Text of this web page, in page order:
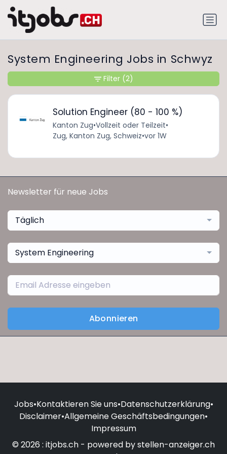
System Engineering Jobs in Schwyz
Solution Engineer (80 - 100 %)
Kanton Zug•Vollzeit oder Teilzeit•
Zug, Kanton Zug, Schweiz•vor 1W
Filter (2)
Newsletter für neue Jobs
Täglich
System Engineering
Abonnieren
Jobs•Kontaktieren Sie uns•Datenschutzerklärung•
Disclaimer•Allgemeine Geschäftsbedingungen•
Impressum
© 2026 : itjobs.ch - powered by stellen-anzeiger.ch